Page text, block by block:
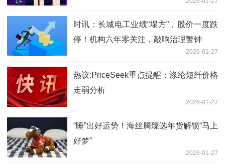
时讯：长城电工业绩“塌方”，股价一度跌
停！机构六年零关注，敲响治理警钟
2026-01-27
热议:PriceSeek重点提醒：涤纶短纤价格
走弱分析
2026-01-27
“睡”出好运势！海丝腾臻选年货解锁“马上
好梦”
2026-01-27